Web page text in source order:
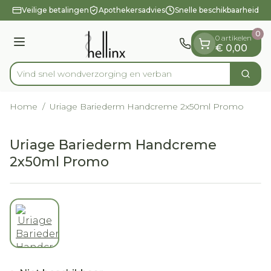
Ga naar de inhoud
1 van 1
Veilige betalingen Apothekersadvies Snelle beschikbaarheid
Menu
Product, merk, categorie...
Vind snel wondverzorging en Zoek
0 artikelen
€ 0,00
0
Home / Uriage Bariederm Handcreme 2x50ml Promo
Uriage Bariederm Handcreme
2x50ml Promo
View larger image